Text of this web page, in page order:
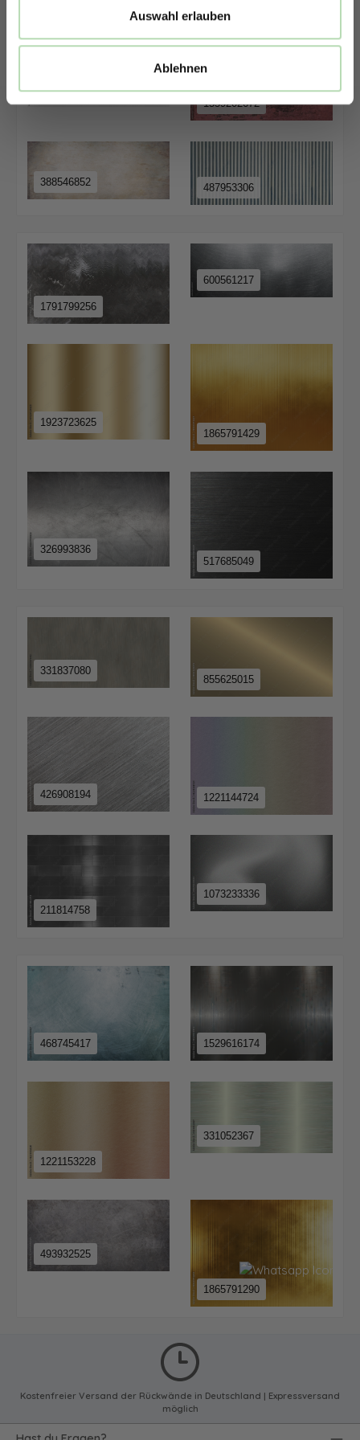
Auswahl erlauben
Ablehnen
580938760
309307456
1559202672
388546852 487953306
1791799256
600561217
1923723625
1865791429
326993836
517685049
331837080
855625015
426908194 1221144724
211814758
1073233336
468745417 1529616174
1221153228
331052367
493932525
1865791290
Kostenfreier Versand der Rückwände in Deutschland | Expressversand
möglich